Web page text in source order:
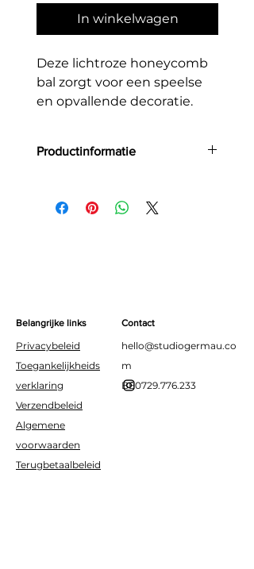
In winkelwagen
Deze lichtroze honeycomb
bal zorgt voor een speelse
en opvallende decoratie.
aan elk feest!
Productinformatie
Kleur: lichtroze
Grootte: 30 cm
Belangrijke links
Privacybeleid
Toegankelijkheids
verklaring
Verzendbeleid
Algemene
voorwaarden
Terugbetaalbeleid
Contact
hello@studiogermau.co
m
BE0729.776.233